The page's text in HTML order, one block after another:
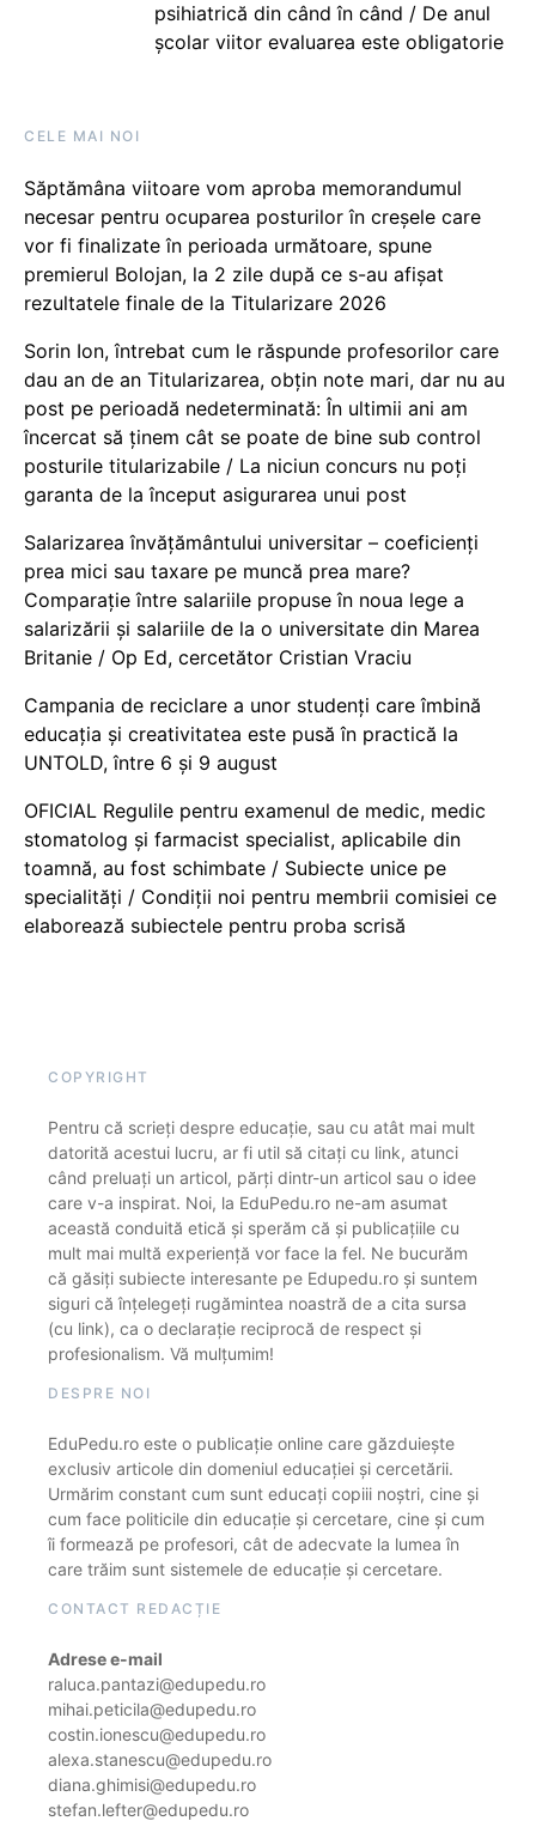
psihiatrică din când în când / De anul
școlar viitor evaluarea este obligatorie
CELE MAI NOI
Săptămâna viitoare vom aproba memorandumul
necesar pentru ocuparea posturilor în creșele care
vor fi finalizate în perioada următoare, spune
premierul Bolojan, la 2 zile după ce s-au afișat
rezultatele finale de la Titularizare 2026
Sorin Ion, întrebat cum le răspunde profesorilor care
dau an de an Titularizarea, obțin note mari, dar nu au
post pe perioadă nedeterminată: În ultimii ani am
încercat să ținem cât se poate de bine sub control
posturile titularizabile / La niciun concurs nu poți
garanta de la început asigurarea unui post
Salarizarea învățământului universitar – coeficienți
prea mici sau taxare pe muncă prea mare?
Comparație între salariile propuse în noua lege a
salarizării și salariile de la o universitate din Marea
Britanie / Op Ed, cercetător Cristian Vraciu
Campania de reciclare a unor studenți care îmbină
educația și creativitatea este pusă în practică la
UNTOLD, între 6 și 9 august
OFICIAL Regulile pentru examenul de medic, medic
stomatolog și farmacist specialist, aplicabile din
toamnă, au fost schimbate / Subiecte unice pe
specialități / Condiții noi pentru membrii comisiei ce
elaborează subiectele pentru proba scrisă
COPYRIGHT
Pentru că scrieți despre educație, sau cu atât mai mult
datorită acestui lucru, ar fi util să citați cu link, atunci
când preluați un articol, părți dintr-un articol sau o idee
care v-a inspirat. Noi, la EduPedu.ro ne-am asumat
această conduită etică și sperăm că și publicațiile cu
mult mai multă experiență vor face la fel. Ne bucurăm
că găsiți subiecte interesante pe Edupedu.ro și suntem
siguri că înțelegeți rugămintea noastră de a cita sursa
(cu link), ca o declarație reciprocă de respect și
profesionalism. Vă mulțumim!
DESPRE NOI
EduPedu.ro este o publicație online care găzduiește
exclusiv articole din domeniul educației și cercetării.
Urmărim constant cum sunt educați copiii noștri, cine și
cum face politicile din educație și cercetare, cine și cum
îi formează pe profesori, cât de adecvate la lumea în
care trăim sunt sistemele de educație și cercetare.
CONTACT REDACȚIE
Adrese e-mail
raluca.pantazi@edupedu.ro
mihai.peticila@edupedu.ro
costin.ionescu@edupedu.ro
alexa.stanescu@edupedu.ro
diana.ghimisi@edupedu.ro
stefan.lefter@edupedu.ro